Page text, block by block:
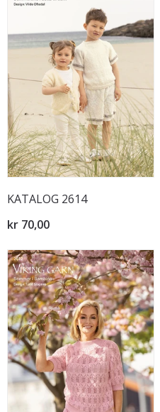
KATALOG 2614
kr 70,00